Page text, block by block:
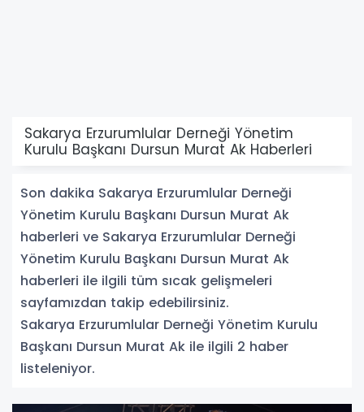
Sakarya Erzurumlular Derneği Yönetim
Kurulu Başkanı Dursun Murat Ak Haberleri
Son dakika Sakarya Erzurumlular Derneği
Yönetim Kurulu Başkanı Dursun Murat Ak
haberleri ve Sakarya Erzurumlular Derneği
Yönetim Kurulu Başkanı Dursun Murat Ak
haberleri ile ilgili tüm sıcak gelişmeleri
sayfamızdan takip edebilirsiniz.
Sakarya Erzurumlular Derneği Yönetim Kurulu
Başkanı Dursun Murat Ak ile ilgili 2 haber
listeleniyor.